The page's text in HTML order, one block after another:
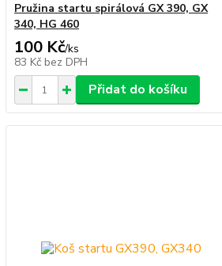
Pružina startu spirálová GX 390, GX
340, HG 460
100 Kč/ks
83 Kč bez DPH
Přidat do košíku